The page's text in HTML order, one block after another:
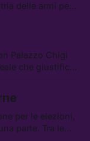
delle armi per
protesta contro
in Texas
Palazzo Chigi
che giustifica
la crisi del
ribelle
per le elezioni,
parte. Tra le